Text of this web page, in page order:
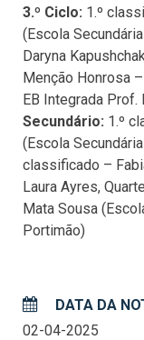
3.º Ciclo: 1.º
(Escola
Daryna
Menção Honrosa
EB Integrada Prof.
Secundário: 1.º
(Escola
classificado –
Laura Ayres,
Mata Sousa
Portimão)
DATA DA
02-04-2025